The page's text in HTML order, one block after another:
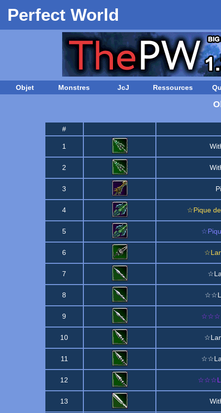
Perfect World
Objet Monstres JcJ Ressources
#
1
2
3
4 ☆Pique
5
6
7
8
9
10
11
12
13